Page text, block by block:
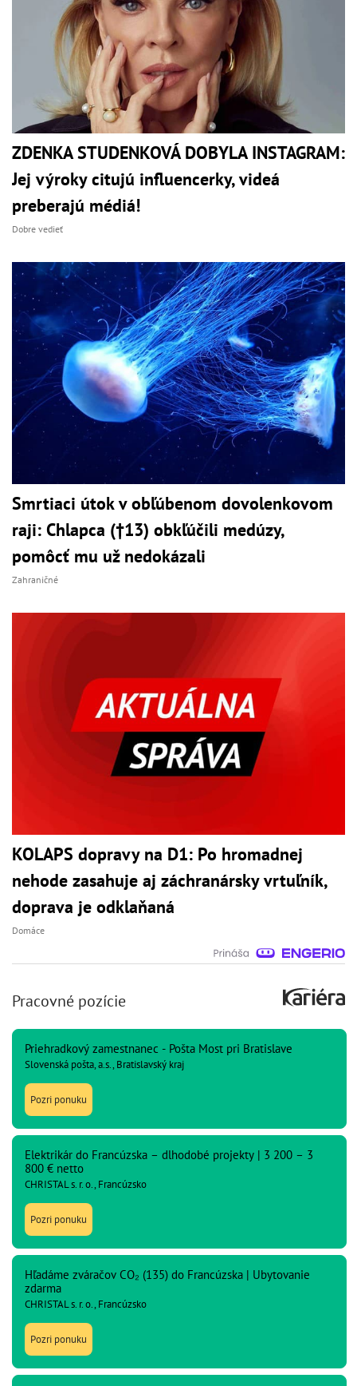
ZDENKA STUDENKOVÁ DOBYLA INSTAGRAM:
Jej výroky citujú influencerky, videá
preberajú médiá!
Dobre vedieť
Smrtiaci útok v obľúbenom dovolenkovom
raji: Chlapca (†13) obkľúčili medúzy,
pomôcť mu už nedokázali
Zahraničné
KOLAPS dopravy na D1: Po hromadnej
nehode zasahuje aj záchranársky vrtuľník,
doprava je odklaňaná
Domáce
Pracovné pozície
Priehradkový zamestnanec - Pošta Most pri Bratislave
Slovenská pošta, a.s., Bratislavský kraj
Pozri ponuku
Elektrikár do Francúzska – dlhodobé projekty | 3 200 – 3
800 € netto
CHRISTAL s. r. o., Francúzsko
Pozri ponuku
Hľadáme zváračov CO₂ (135) do Francúzska | Ubytovanie
zdarma
CHRISTAL s. r. o., Francúzsko
Pozri ponuku